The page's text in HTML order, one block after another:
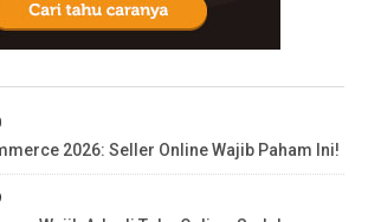
2026: Seller Online Wajib Paham Ini!